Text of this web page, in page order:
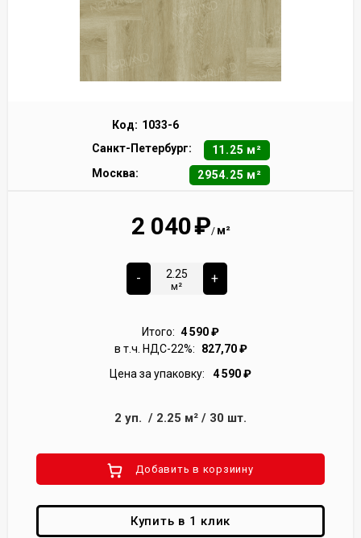
Код: 1033-6
Санкт-Петербург:
11.25 м²
Москва:
2954.25 м²
2 040₽/ м²
-
м²
+
Итого: 4 590₽
в т.ч. НДС-22%:
827,70₽
Цена за упаковку:
4 590₽
2 уп. / 2.25 м² / 30 шт.
Добавить в корзиину
Купить в 1 клик